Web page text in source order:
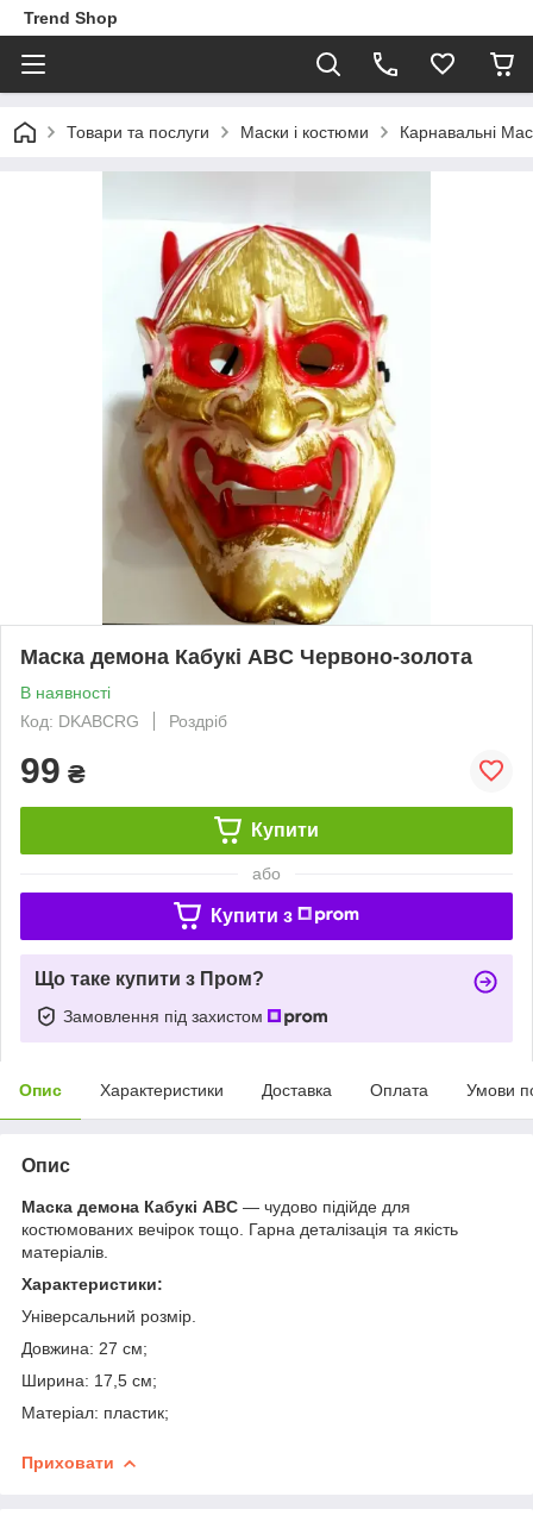
Trend Shop
Товари та послуги Маски і костюми Карнавальні
Маска демона Кабукі ABC Червоно-золота
В наявності
Код: DKABCRG
Роздріб
99 ₴
Купити
або
Купити з
Що таке купити з Пром?
Замовлення під захистом
Опис Характеристики Доставка Оплата Умови
Опис
Маска демона Кабукі ABC — чудово підійде для
костюмованих вечірок тощо. Гарна деталізація та якість
матеріалів.
Характеристики:
Універсальний розмір.
Довжина: 27 см;
Ширина: 17,5 см;
Матеріал: пластик;
Приховати